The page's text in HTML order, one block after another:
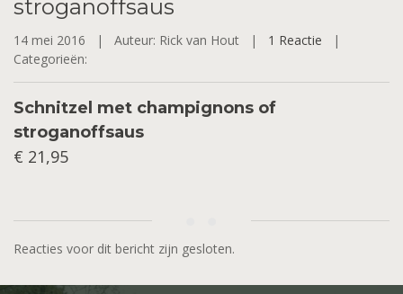
stroganoffsaus
14 mei 2016 | Auteur: Rick van Hout | 1 Reactie |
Categorieën:
Schnitzel met champignons of
stroganoffsaus
€ 21,95
Reacties voor dit bericht zijn gesloten.